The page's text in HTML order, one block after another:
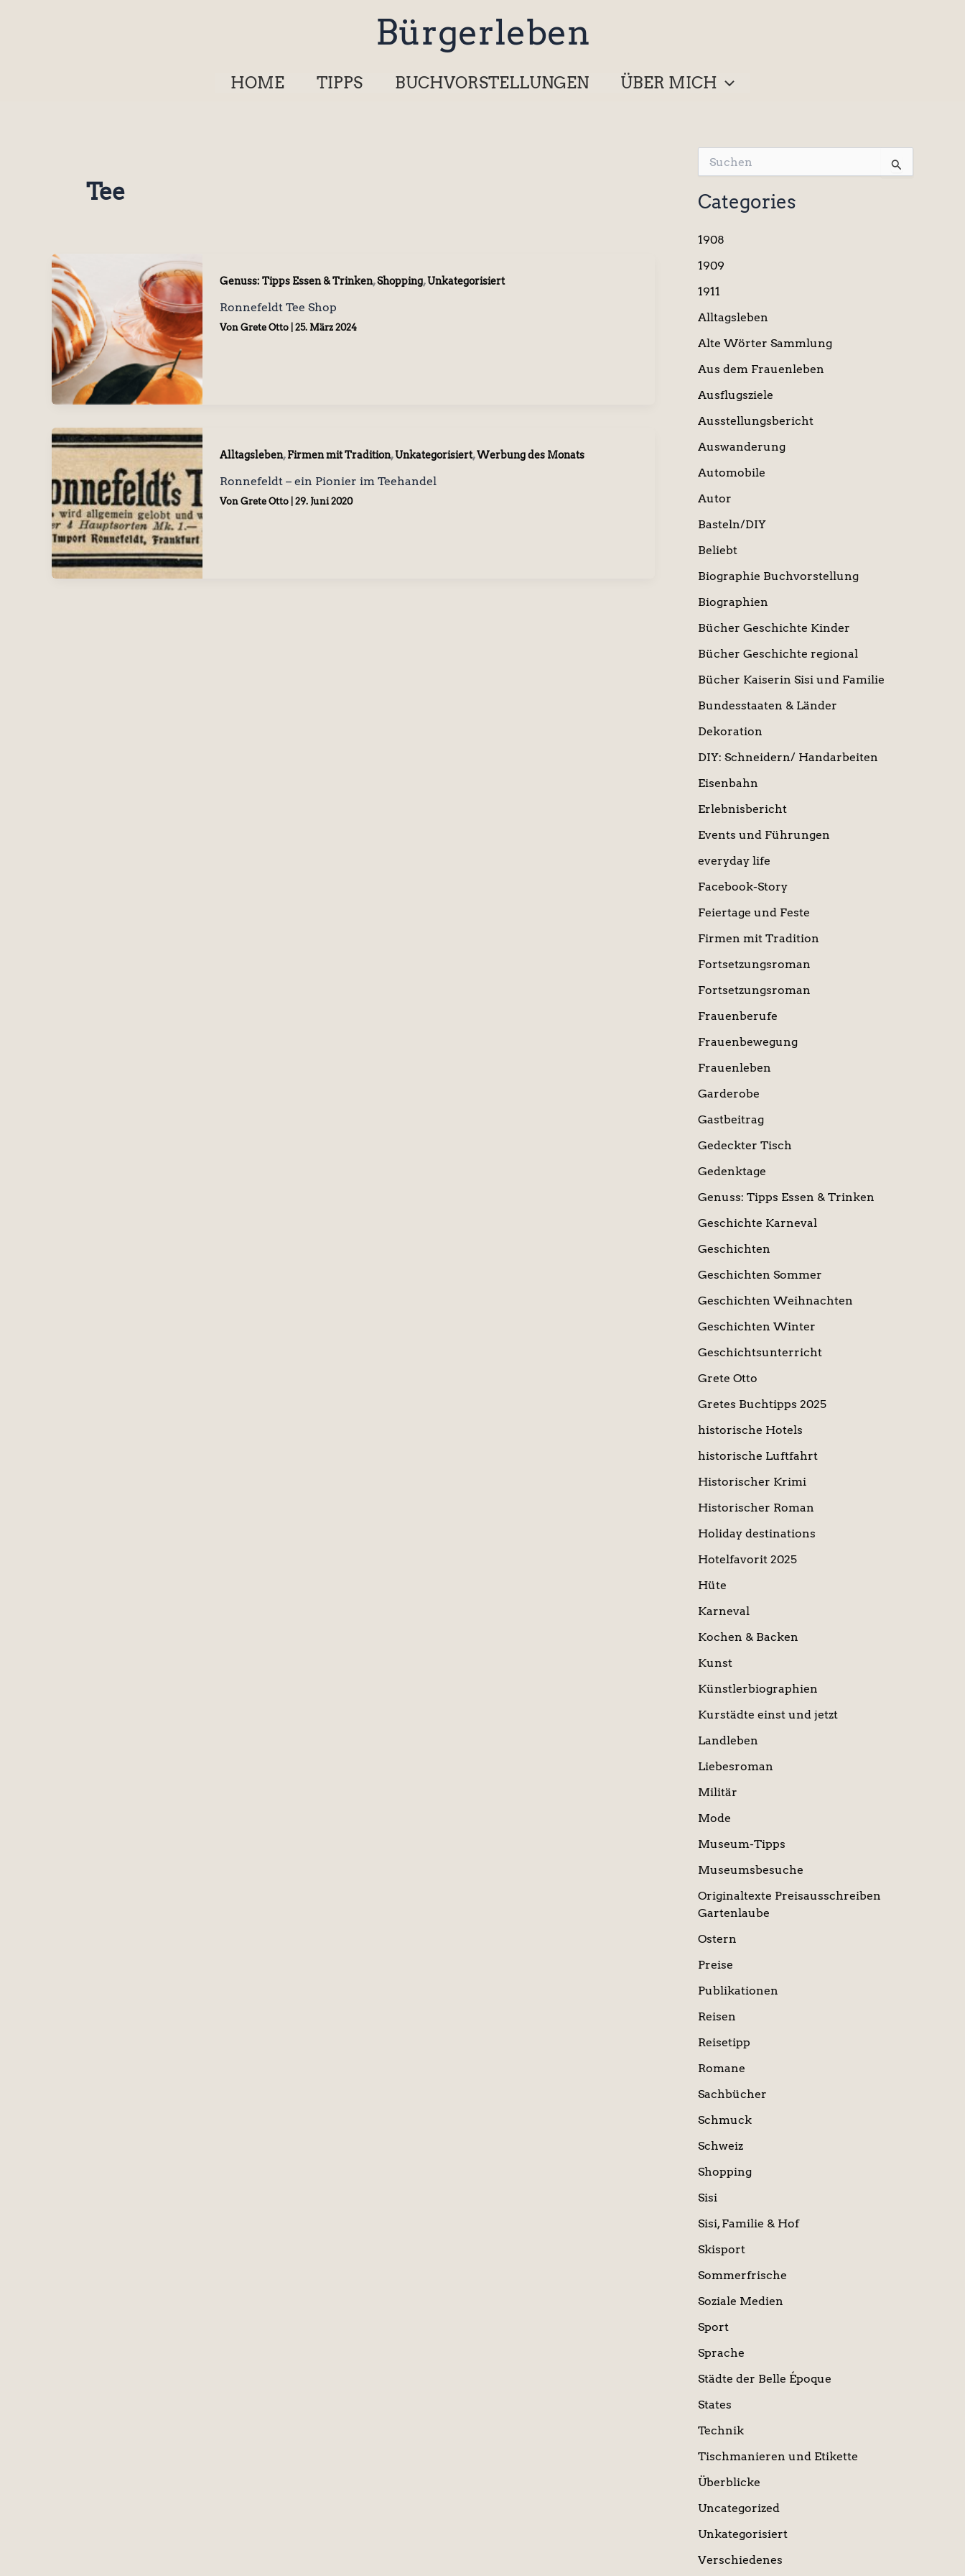
Bürgerleben
HOME TIPPS BUCHVORSTELLUNGEN ÜBER MICH
Tee
Genuss: Tipps Essen & Trinken,Shopping,Unkategorisiert
Ronnefeldt Tee Shop
Von Grete Otto 25. März 2024
Alltagsleben,Firmen mit Tradition,Unkategorisiert,Werbung des Monats
Ronnefeldt – ein Pionier im Teehandel
Von Grete Otto 29. Juni 2020
u
c
h
n
a
h
Categories
1908
1909
1911
Alltagsleben
Alte Wörter Sammlung
Aus dem Frauenleben
Ausflugsziele
Ausstellungsbericht
Auswanderung
Automobile
Autor
Basteln/DIY
Beliebt
Biographie Buchvorstellung
Biographien
Bücher Geschichte Kinder
Bücher Geschichte regional
Bücher Kaiserin Sisi und Familie
Bundesstaaten & Länder
Dekoration
DIY: Schneidern/ Handarbeiten
Eisenbahn
Erlebnisbericht
Events und Führungen
everyday life
Facebook-Story
Feiertage und Feste
Firmen mit Tradition
Fortsetzungsroman
Fortsetzungsroman
Frauenberufe
Frauenbewegung
Frauenleben
Garderobe
Gastbeitrag
Gedeckter Tisch
Gedenktage
Genuss: Tipps Essen & Trinken
Geschichte Karneval
Geschichten
Geschichten Sommer
Geschichten Weihnachten
Geschichten Winter
Geschichtsunterricht
Grete Otto
Gretes Buchtipps 2025
historische Hotels
historische Luftfahrt
Historischer Krimi
Historischer Roman
Holiday destinations
Hotelfavorit 2025
Hüte
Karneval
Kochen & Backen
Kunst
Künstlerbiographien
Kurstädte einst und jetzt
Landleben
Liebesroman
Militär
Mode
Museum-Tipps
Museumsbesuche
Originaltexte Preisausschreiben
Gartenlaube
Ostern
Preise
Publikationen
Reisen
Reisetipp
Romane
Sachbücher
Schmuck
Schweiz
Shopping
Sisi
Sisi, Familie & Hof
Skisport
Sommerfrische
Soziale Medien
Sport
Sprache
Städte der Belle Époque
States
Technik
Tischmanieren und Etikette
Überblicke
Uncategorized
Unkategorisiert
Verschiedenes